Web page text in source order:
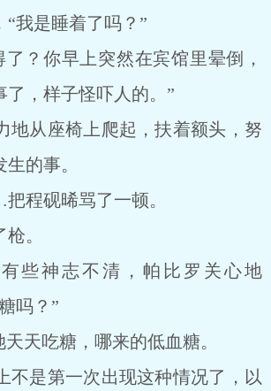
“我是睡着了吗？”
你早上突然在宾馆里晕倒，
了，样子怪吓人的。”
从座椅上爬起，扶着额头，努
的事。
砚晞骂了一顿。
。
神志不清，帕比罗关心地
吗？”
天吃糖，哪来的低血糖。
是第一次出现这种情况了，以